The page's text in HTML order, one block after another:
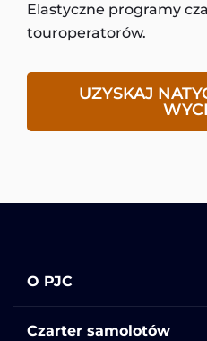
Elastyczne programy
touroperatorów.
UZYSKAJ
O PJC
Czarter samolotów